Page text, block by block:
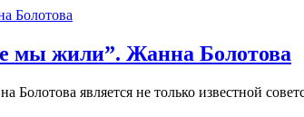
мы жили”. Жанна Болотова
является не только известной